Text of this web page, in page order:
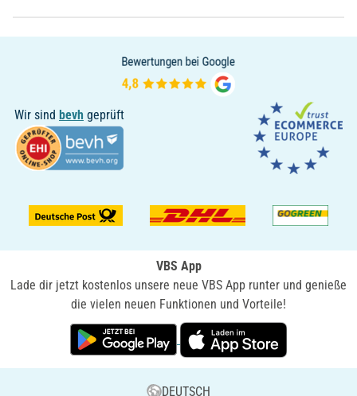
Wir sind bevh geprüft
VBS App
Lade dir jetzt kostenlos unsere neue VBS App runter und genieße
die vielen neuen Funktionen und Vorteile!
DEUTSCH